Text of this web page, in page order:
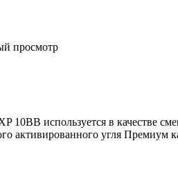
просмотр
используется в качестве
активированного угля Премиум